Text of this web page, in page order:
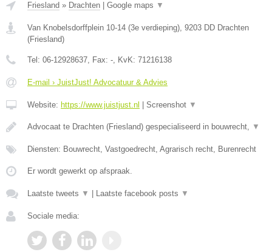
Friesland » Drachten Google maps ▼
Van Knobelsdorffplein 10-14 (3e verdieping), 9203 DD Drachten
(Friesland)
Tel: 06-12928637, Fax: -, KvK: 71216138
E-mail › JuistJust! Advocatuur & Advies
Website: https://www.juistjust.nl Screenshot ▼
Advocaat te Drachten (Friesland) gespecialiseerd in bouwrecht, ▼
Diensten: Bouwrecht, Vastgoedrecht, Agrarisch recht, Burenrecht
Er wordt gewerkt op afspraak.
Laatste tweets ▼ Laatste facebook posts ▼
Sociale media: